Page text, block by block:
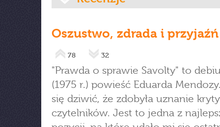
Oszustwo, zdrada i przyjaźń
78 32
"Prawda o sprawie Savolty" to
(1975 r.) powieść Eduarda
się dziwić, że zdobyła uznanie
czytelników. Jest to jedna z